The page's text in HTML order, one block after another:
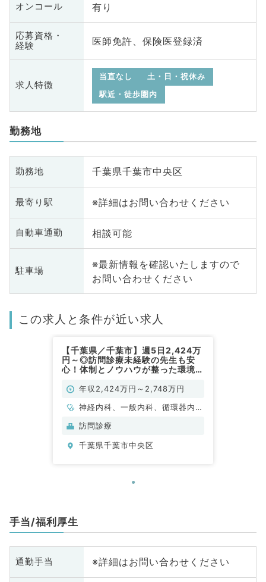
オンコール 有り
応募資格・
経験
医師免許、保険医登録済
求人特徴
当直なし
土・日・祝休み
駅近・徒歩圏内
勤務地
勤務地 千葉県千葉市中央区
最寄り駅 ※詳細はお問い合わせください
自動車通勤 相談可能
駐車場
※最新情報を確認いたしますので
お問い合わせください
この求人と条件が近い求人
【千葉県／千葉市】週5日2,424万
円～◎訪問診療未経験の先生も安
心！体制とノウハウが整った環境＆
系・外科系／常勤）
年収2,424万円～2,748万円
神経内科、一般内科、循環器内
科、呼吸器内科、消化器内科、内
内科、血液内科、膠原病科
訪問診療
千葉県千葉市中央区
手当/福利厚生
通勤手当 ※詳細はお問い合わせください